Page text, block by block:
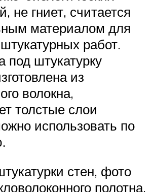
не гниет, считается
материалом для
работ.
под штукатурку
из
волокна,
толстые слои
использовать по
стен, фото
полотна,